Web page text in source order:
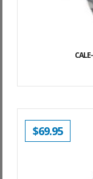
$69.95